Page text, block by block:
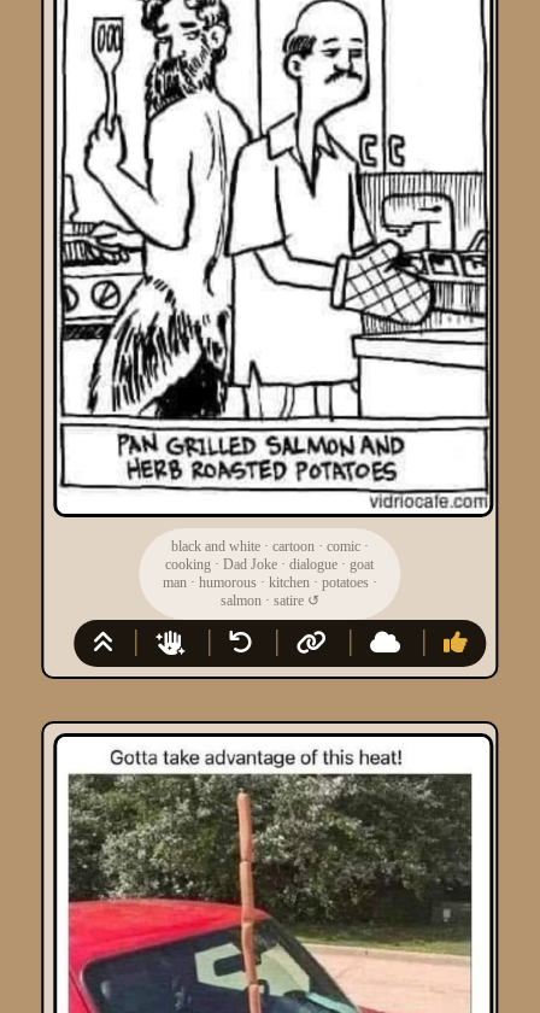
black and white· cartoon· comic·
cooking ·Dad Joke ·dialogue ·goat
man· humorous · kitchen· potatoes ·
salmon· satire ↺